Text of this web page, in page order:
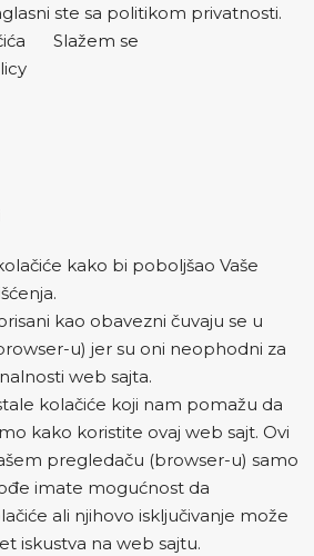
ste sa politikom privatnosti.
Slažem se
kako bi poboljšao Vaše
kao obavezni čuvaju se u
u) jer su oni neophodni za
web sajta.
kolačiće koji nam pomažu da
kako koristite ovaj web sajt. Ovi
pregledaču (browser-u) samo
imate mogućnost da
ali njihovo isključivanje može
iskustva na web sajtu.